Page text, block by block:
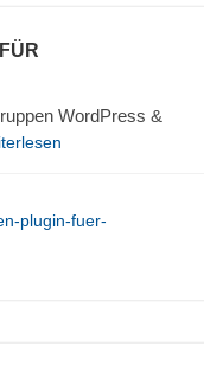
WordPress &
plugin-fuer-